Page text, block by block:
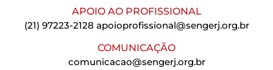
APOIO AO PROFISSIONAL
(21) 97223-2128 apoioprofissional@sengerj.org.br
COMUNICAÇÃO
comunicacao@sengerj.org.br